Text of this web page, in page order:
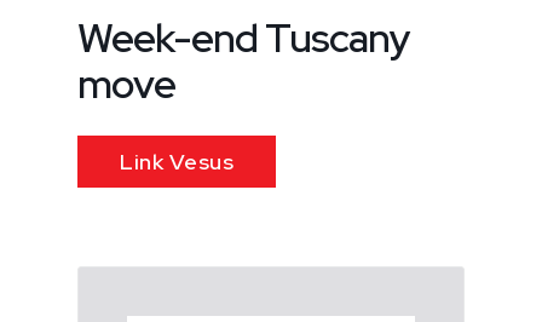
Week-end Tuscany
move
Link Vesus